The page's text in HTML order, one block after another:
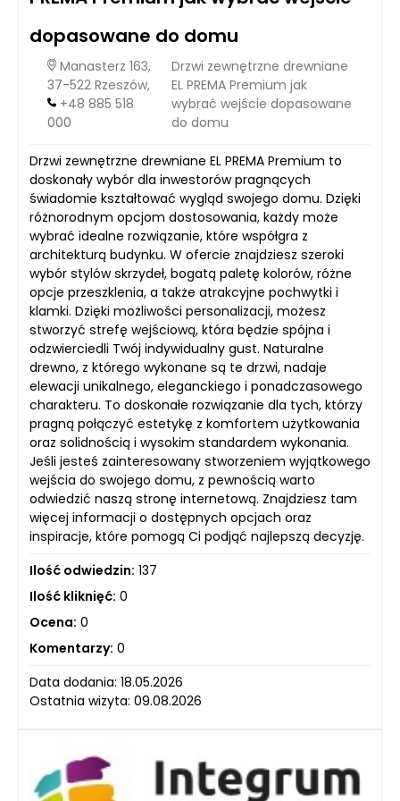
dopasowane do domu
Manasterz 163,
37-522 Rzeszów,
+48 885 518
000
Drzwi zewnętrzne drewniane
EL PREMA Premium jak
wybrać wejście dopasowane
do domu
Drzwi zewnętrzne drewniane EL PREMA Premium to
doskonały wybór dla inwestorów pragnących
świadomie kształtować wygląd swojego domu. Dzięki
różnorodnym opcjom dostosowania, każdy może
wybrać idealne rozwiązanie, które współgra z
architekturą budynku. W ofercie znajdziesz szeroki
wybór stylów skrzydeł, bogatą paletę kolorów, różne
opcje przeszklenia, a także atrakcyjne pochwytki i
klamki. Dzięki możliwości personalizacji, możesz
stworzyć strefę wejściową, która będzie spójna i
odzwierciedli Twój indywidualny gust. Naturalne
drewno, z którego wykonane są te drzwi, nadaje
elewacji unikalnego, eleganckiego i ponadczasowego
charakteru. To doskonałe rozwiązanie dla tych, którzy
pragną połączyć estetykę z komfortem użytkowania
oraz solidnością i wysokim standardem wykonania.
Jeśli jesteś zainteresowany stworzeniem wyjątkowego
wejścia do swojego domu, z pewnością warto
odwiedzić naszą stronę internetową. Znajdziesz tam
więcej informacji o dostępnych opcjach oraz
inspiracje, które pomogą Ci podjąć najlepszą decyzję.
Ilość odwiedzin: 137
Ilość kliknięć: 0
Ocena: 0
Komentarzy: 0
Data dodania: 18.05.2026
Ostatnia wizyta: 09.08.2026